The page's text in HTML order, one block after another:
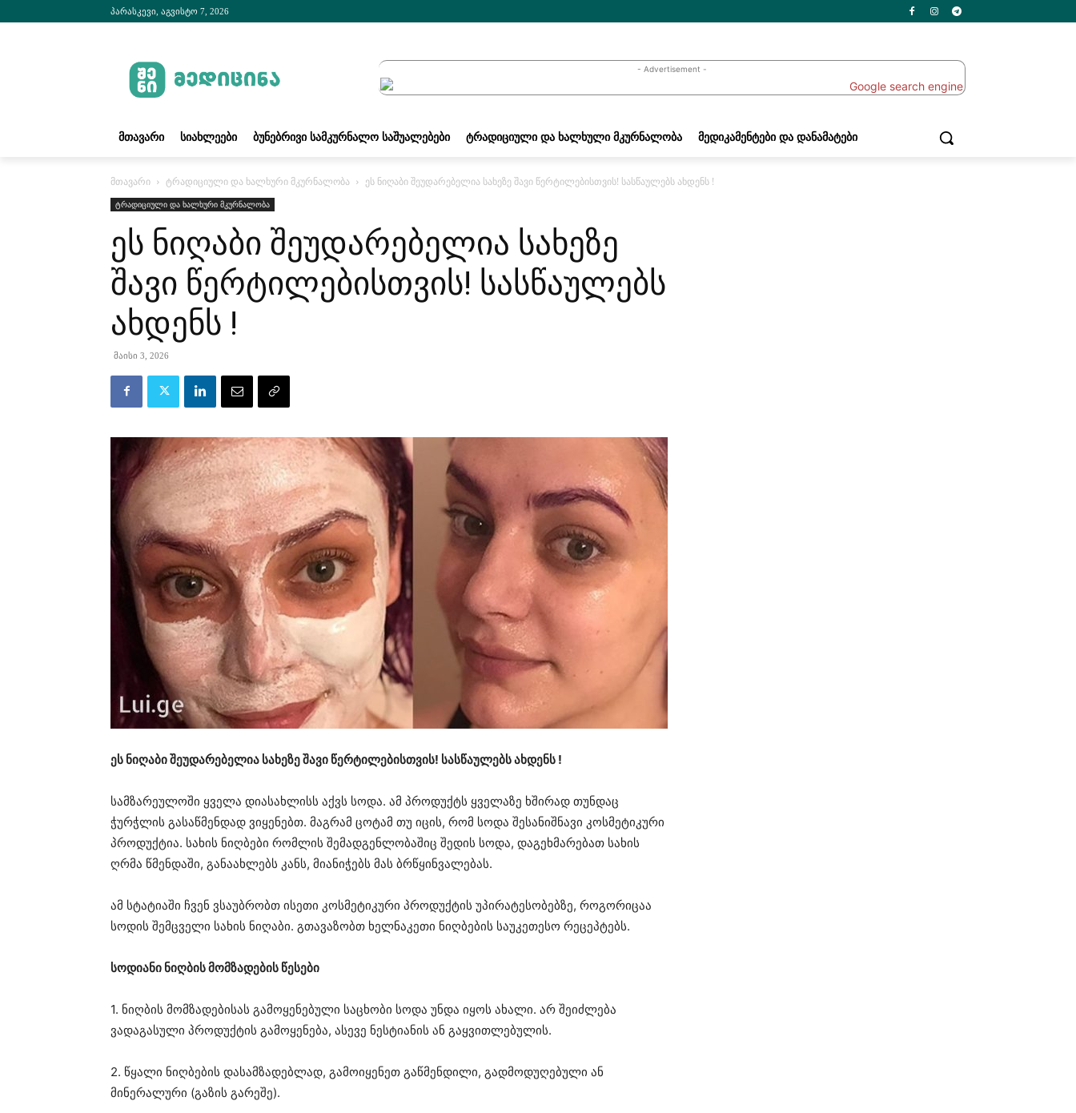
პარასკევი, აგვისტო 7, 2026
- Advertisement -
ᲛᲗᲐᲕᲐᲠᲘ ᲡᲘᲐᲮᲚᲔᲔᲑᲘ ᲑᲣᲜᲔᲑᲠᲘᲕᲘ ᲡᲐᲛᲙᲣᲠᲜᲐᲚᲝ ᲡᲐᲨᲣᲐᲚᲔᲑᲔᲑᲘ ᲢᲠᲐᲓᲘᲪᲘᲣᲚᲘ ᲓᲐ ᲮᲐᲚᲮᲣᲚᲘ ᲛᲙᲣᲠᲜᲐᲚᲝᲑᲐ ᲛᲔᲓᲘᲙᲐᲛᲔᲜᲢᲔᲑᲘ ᲓᲐ ᲓᲐᲜᲐᲛᲐᲢᲔᲑᲘ
მთავარი ტრადიციული და ხალხური მკურნალობა ეს ნიღაბი შეუდარებელია სახეზე შავი წერტილებისთვის! სასწაულებს ახდენს !
ტრადიციული და ხალხური მკურნალობა
ეს ნიღაბი შეუდარებელია სახეზე
შავი წერტილებისთვის! სასწაულებს
ახდენს !
მაისი 3, 2026
ეს ნიღაბი შეუდარებელია სახეზე შავი წერტილებისთვის! სასწაულებს ახდენს !
სამზარეულოში ყველა დიასახლისს აქვს სოდა. ამ პროდუქტს ყველაზე ხშირად თუნდაც
ჭურჭლის გასაწმენდად ვიყენებთ. მაგრამ ცოტამ თუ იცის, რომ სოდა შესანიშნავი კოსმეტიკური
პროდუქტია. სახის ნიღბები რომლის შემადგენლობაშიც შედის სოდა, დაგეხმარებათ სახის
ღრმა წმენდაში, განაახლებს კანს, მიანიჭებს მას ბრწყინვალებას.
ამ სტატიაში ჩვენ ვსაუბრობთ ისეთი კოსმეტიკური პროდუქტის უპირატესობებზე, როგორიცაა
სოდის შემცველი სახის ნიღაბი. გთავაზობთ ხელნაკეთი ნიღბების საუკეთესო რეცეპტებს.
სოდიანი ნიღბის მომზადების წესები
1. ნიღბის მომზადებისას გამოყენებული საცხობი სოდა უნდა იყოს ახალი. არ შეიძლება
ვადაგასული პროდუქტის გამოყენება, ასევე ნესტიანის ან გაყვითლებულის.
2. წყალი ნიღბების დასამზადებლად, გამოიყენეთ გაწმენდილი, გადმოდუღებული ან
მინერალური (გაზის გარეშე).